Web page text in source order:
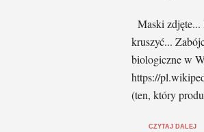
Maski
kruszyć...
biologiczne w
https://
(ten, który
CZYTAJ DALEJ